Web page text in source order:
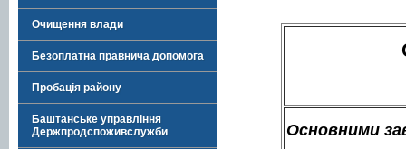
Очищення влади
Безоплатна правнича допомога
Пробація району
Баштанське управління
Держпродспоживслужби
Основними